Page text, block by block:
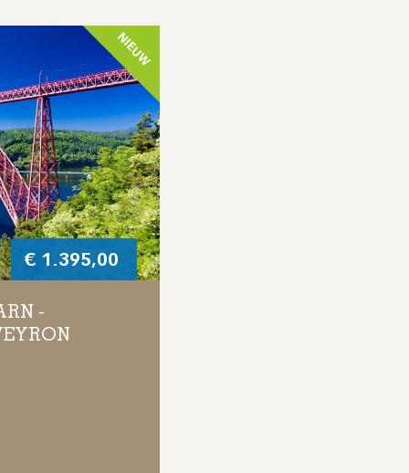
€ 1.395,00
NIEUW
-